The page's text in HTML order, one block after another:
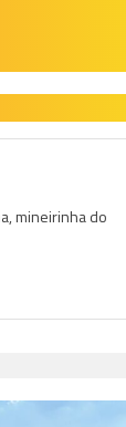
mineirinha do